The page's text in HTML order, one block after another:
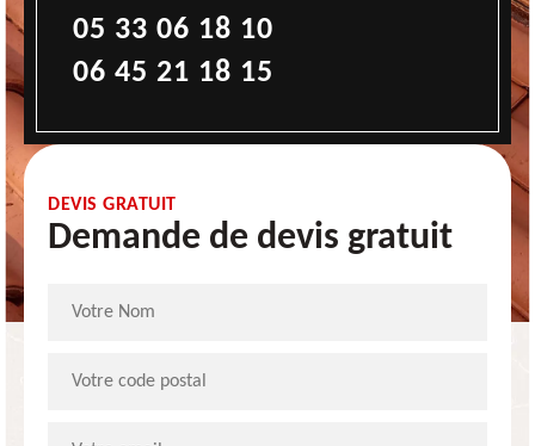
05 33 06 18 10
06 45 21 18 15
DEVIS GRATUIT
Demande de devis gratuit